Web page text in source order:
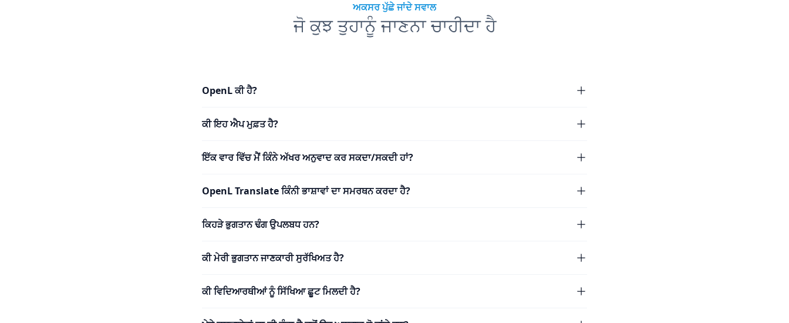
ਅਕਸਰ ਪੁੱਛੇ ਜਾਂਦੇ ਸਵਾਲ
ਜੋ ਕੁਝ ਤੁਹਾਨੂੰ ਜਾਣਨਾ ਚਾਹੀਦਾ ਹੈ
OpenL ਕੀ ਹੈ?
ਕੀ ਇਹ ਐਪ ਮੁਫ਼ਤ ਹੈ?
ਇੱਕ ਵਾਰ ਵਿੱਚ ਮੈਂ ਕਿੰਨੇ ਅੱਖਰ ਅਨੁਵਾਦ ਕਰ ਸਕਦਾ/ਸਕਦੀ ਹਾਂ?
OpenL Translate ਕਿੰਨੀ ਭਾਸ਼ਾਵਾਂ ਦਾ ਸਮਰਥਨ ਕਰਦਾ ਹੈ?
ਕਿਹੜੇ ਭੁਗਤਾਨ ਢੰਗ ਉਪਲਬਧ ਹਨ?
ਕੀ ਮੇਰੀ ਭੁਗਤਾਨ ਜਾਣਕਾਰੀ ਸੁਰੱਖਿਅਤ ਹੈ?
ਕੀ ਵਿਦਿਆਰਥੀਆਂ ਨੂੰ ਸਿੱਖਿਆ ਛੂਟ ਮਿਲਦੀ ਹੈ?